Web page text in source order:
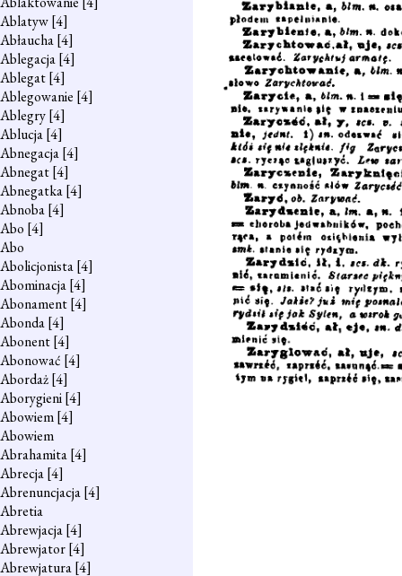
Ablatyw[4]
Abłaucha[4]
Ablegacja[4]
Ablegat[4]
Ablegowanie [4]
Ablegry[4]
Ablucja[4]
Abnegacja[4]
Abnegat[4]
Abnegatka[4]
Abnoba[4]
Abo [4]
Abo
Abolicjonista[4]
Abominacja[4]
Abonament[4]
Abonda[4]
Abonent[4]
Abonować [4]
Abordaż[4]
Aborygieni[4]
Abowiem[4]
Abowiem
Abrahamita[4]
Abrecja[4]
Abrenuncjacja[4]
Abretia
Abrewjacja[4]
Abrewjator[4]
Abrewjatura[4]